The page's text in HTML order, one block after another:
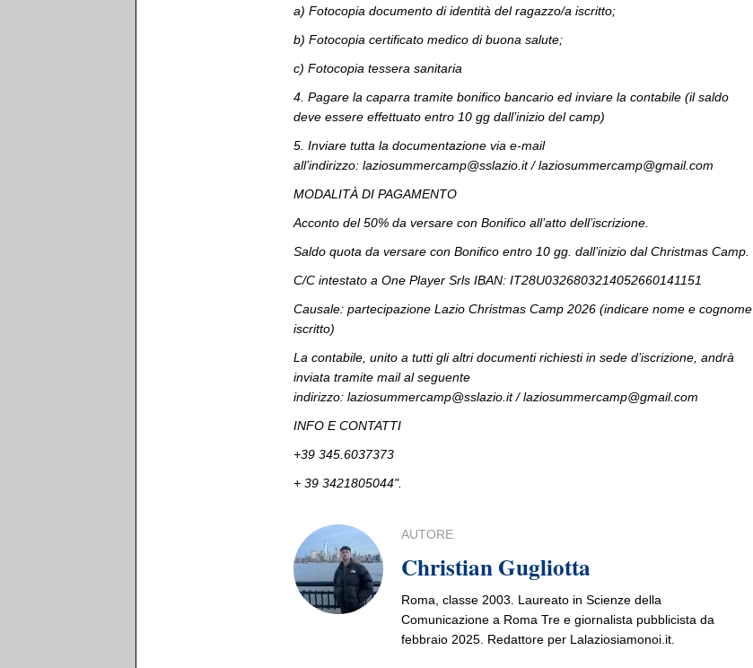
a) Fotocopia documento di identità del ragazzo/a iscritto;
b) Fotocopia certificato medico di buona salute;
c) Fotocopia tessera sanitaria
4.⁠ ⁠Pagare la caparra tramite bonifico bancario ed inviare la contabile (il saldo
deve essere effettuato entro 10 gg dall’inizio del camp)
5.⁠ ⁠Inviare tutta la documentazione via e-mail
all’indirizzo: laziosummercamp@sslazio.it / laziosummercamp@gmail.com
MODALITÀ DI PAGAMENTO
Acconto del 50% da versare con Bonifico all’atto dell’iscrizione.
Saldo quota da versare con Bonifico entro 10 gg. dall’inizio dal Christmas Camp.
C/C intestato a One Player Srls IBAN: IT28U0326803214052660141151
Causale: partecipazione Lazio Christmas Camp 2026 (indicare nome e cognome
iscritto)
La contabile, unito a tutti gli altri documenti richiesti in sede d’iscrizione, andrà
inviata tramite mail al seguente
indirizzo: laziosummercamp@sslazio.it / laziosummercamp@gmail.com
INFO E CONTATTI
+39 345.6037373
+ 39 3421805044".
AUTORE
Christian Gugliotta
Roma, classe 2003. Laureato in Scienze della
Comunicazione a Roma Tre e giornalista pubblicista da
febbraio 2025. Redattore per Lalaziosiamonoi.it.